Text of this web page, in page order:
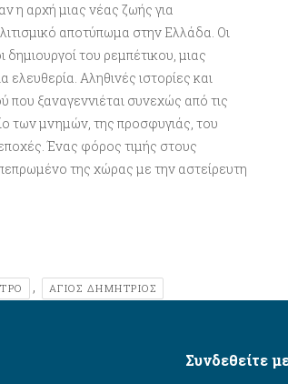
η αρχή μιας νέας ζωής για
αποτύπωμα στην Ελλάδα. Οι
του ρεμπέτικου, μιας
ελευθερία. Αληθινές ιστορίες και
ξαναγεννιέται συνεχώς από τις
των μνημών, της προσφυγιάς, του
Ένας φόρος τιμής στους
της χώρας με την αστείρευτη
, ΆΓΙΟΣ ΔΗΜΉΤΡΙΟΣ
Συνδεθείτε